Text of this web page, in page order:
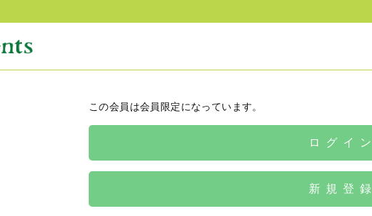
この会員は会員限定になっています。
ログイン
新規登録